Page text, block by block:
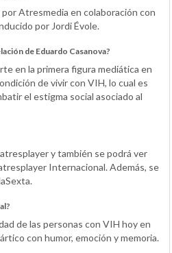
Atresmedia en colaboración con
por Jordi Évole.
de Eduardo Casanova?
en la primera figura mediática en
de vivir con VIH, lo cual es
el estigma social asociado al
y también se podrá ver
Internacional. Además, se
de las personas con VIH hoy en
con humor, emoción y memoria.